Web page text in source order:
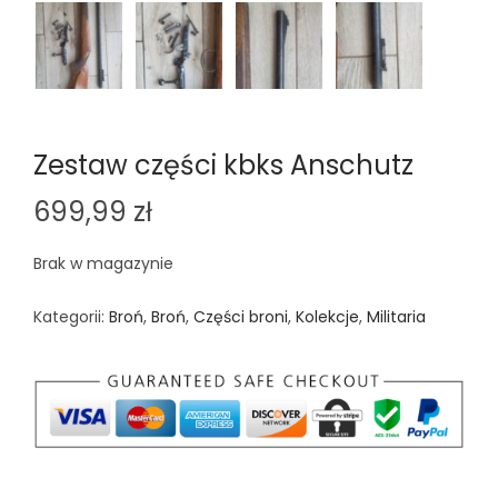
Zestaw części kbks Anschutz
699,99 zł
Brak w magazynie
Kategorii: Broń, Broń, Części broni, Kolekcje, Militaria